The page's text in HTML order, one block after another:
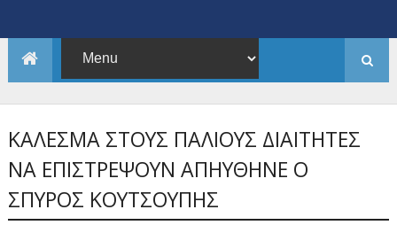
ΚΑΛΕΣΜΑ ΣΤΟΥΣ ΠΑΛΙΟΥΣ ΔΙΑΙΤΗΤΕΣ
ΝΑ ΕΠΙΣΤΡΕΨΟΥΝ ΑΠΗΥΘΗΝΕ Ο
ΣΠΥΡΟΣ ΚΟΥΤΣΟΥΠΗΣ